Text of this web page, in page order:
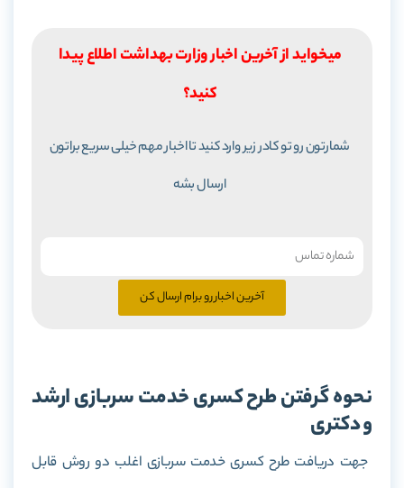
میخواید از آخرین اخبار وزارت بهداشت اطلاع پیدا
کنید؟
شمارتون رو تو کادر زیر وارد کنید تا اخبار مهم خیلی سریع براتون
ارسال بشه
آخرین اخبار رو برام ارسال کن
نحوه گرفتن طرح کسری خدمت سربازی ارشد
و دکتری
جهت دریافت طرح کسری خدمت سربازی اغلب دو روش قابل